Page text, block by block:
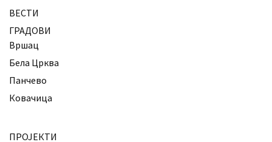
ВЕСТИ
ГРАДОВИ
Вршац
Бела Црква
Панчево
Ковачица
ПРОЈЕКТИ